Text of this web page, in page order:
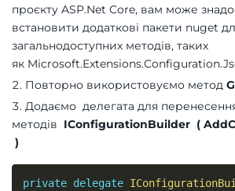
проєкту ASP.Net Core, вам може
встановити додаткові пакети nuget
загальнодоступних методів, таких
як
Повторно використовуємо метод
Додаємо делегата для
методів IConfigurationBuilder (
)
private delegate